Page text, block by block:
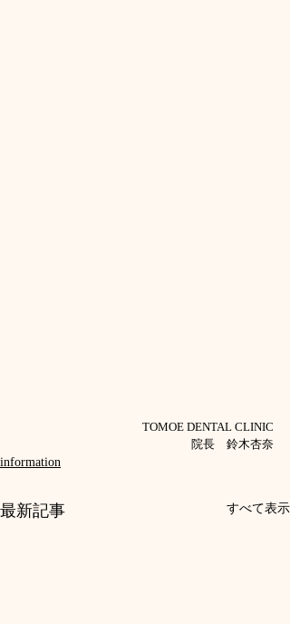
TOMOE DENTAL CLINIC
院長　鈴木杏奈
information
最新記事 すべて表示